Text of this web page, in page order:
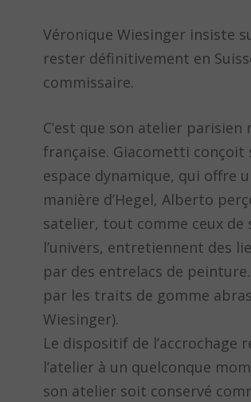
Véronique Wiesinger insiste
rester définitivement en
commissaire.
C’est que son atelier
française. Giacometti
espace dynamique, qui offre
manière d’Hegel, Alberto
satelier, tout comme ceux de
l’univers, entretiennent des
par des entrelacs de
par les traits de gomme
Wiesinger).
Le dispositif de l’accrochage
l’atelier à un quelconque
son atelier soit conservé